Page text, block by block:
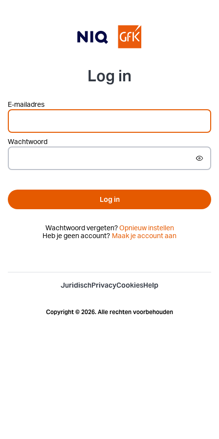
Log in
E-mailadres
Wachtwoord
Log in
Wachtwoord vergeten? Opnieuw instellen
Heb je geen account? Maak je account aan
JuridischPrivacyCookiesHelp
Copyright © 2026. Alle rechten voorbehouden